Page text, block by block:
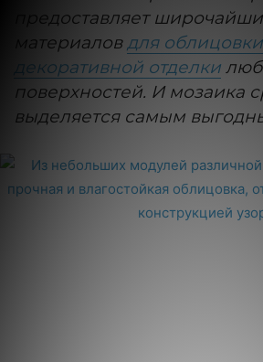
предоставляет
материаловдля облицовки
декоративной отделки
поверхностей. И мозаика
выделяется самым